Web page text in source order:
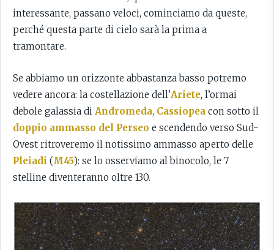
interessante, passano veloci, cominciamo da queste,
perché questa parte di cielo sarà la prima a
tramontare.
Se abbiamo un orizzonte abbastanza basso potremo
vedere ancora: la costellazione dell’Ariete, l’ormai
debole galassia di Andromeda, Cassiopea con sotto il
doppio ammasso del Perseo e scendendo verso Sud-
Ovest ritroveremo il notissimo ammasso aperto delle
Pleiadi (M45): se lo osserviamo al binocolo, le 7
stelline diventeranno oltre 130.